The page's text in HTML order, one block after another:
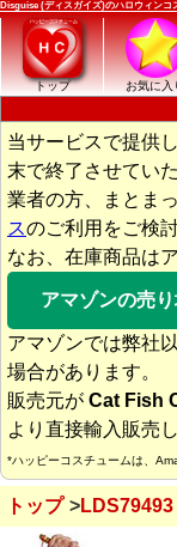
Disguise (ディスガイズ)のハロウィンコ
トップ お気に入
当サービスで提供
末で終了させてい
業者の方、まとま
スのご利用をご検
なお、在庫商品は
アマゾンの売
アマゾンでは弊社
場合があります。
販売元が Cat Fish
より直接輸入販売
*ハッピーコスチュームは、
トップ LDS79493